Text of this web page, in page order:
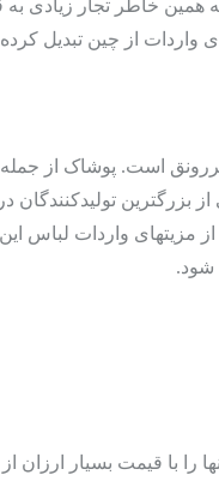
همین خاطر تجار
واردات از چین تبدیل
پررونق است. پوشاک
از مزیت­های واردات
شود.
با قیمت بسیار ارزان